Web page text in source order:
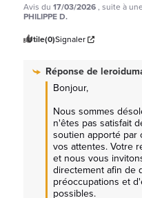
Avis du 17/03/2026, suite à
PHILIPPE D.
Utile(0)Signaler
Réponse de
Bonjour,
Nous sommes
n'êtes pas satisfait
soutien apporté par
vos attentes. Votre
et nous vous
directement afin de
préoccupations et
possibles.